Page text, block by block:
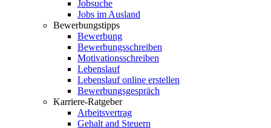
Jobsuche
Jobs im Ausland
Bewerbungstipps
Bewerbung
Bewerbungsschreiben
Motivationsschreiben
Lebenslauf
Lebenslauf online erstellen
Bewerbungsgespräch
Karriere-Ratgeber
Arbeitsvertrag
Gehalt and Steuern